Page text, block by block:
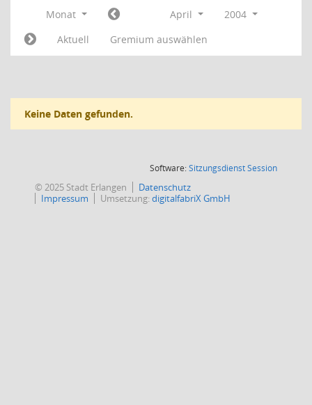
Monat April
2004
Aktuell
Gremium auswählen
Keine Daten gefunden.
Software:SitzungsdienstSession(Wird in
© 2025 Stadt Erlangen
Datenschutz
Impressum
Umsetzung:digitalfabriX GmbH